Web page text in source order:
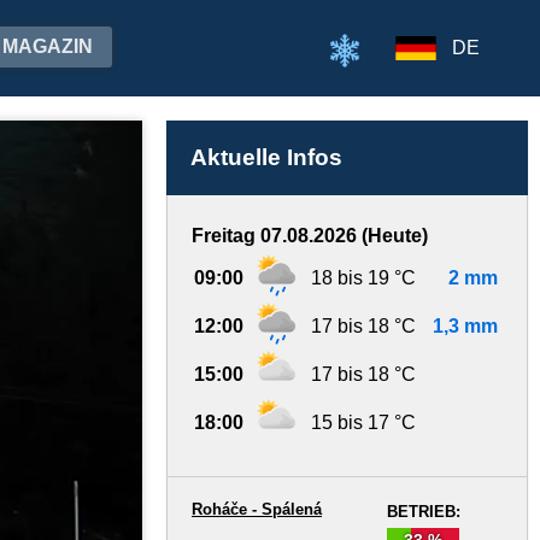
MAGAZIN DE
Aktuelle Infos
Freitag 07.08.2026 (Heute)
09:00 18 bis 19 °C 2 mm
12:00 17 bis 18 °C 1,3 mm
15:00 17 bis 18 °C
18:00 15 bis 17 °C
BETRIEB:
Roháče - Spálená